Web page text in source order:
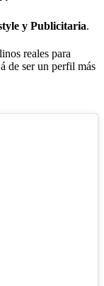
y Publicitaria.
reales para
de ser un perfil más